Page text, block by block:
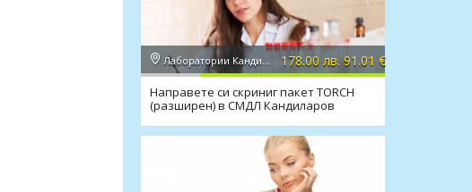
Лаборатории Кандиларов 178.00 лв. 91.01 €
Направете си скриниг пакет TORCH
(разширен) в СМДЛ Кандиларов